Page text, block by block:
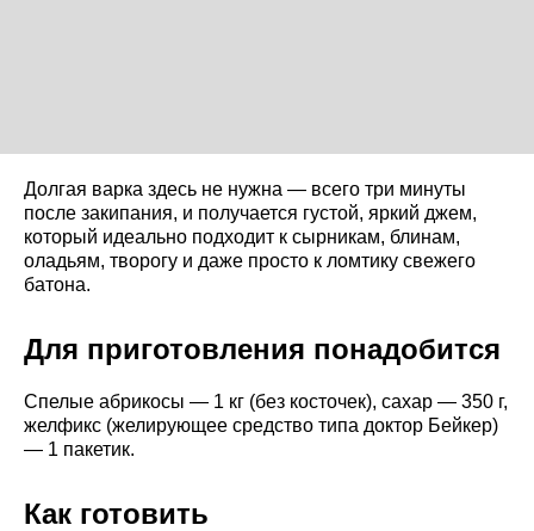
Долгая варка здесь не нужна — всего три минуты
после закипания, и получается густой, яркий джем,
который идеально подходит к сырникам, блинам,
оладьям, творогу и даже просто к ломтику свежего
батона.
Для приготовления понадобится
Спелые абрикосы — 1 кг (без косточек), сахар — 350 г,
желфикс (желирующее средство типа доктор Бейкер)
— 1 пакетик.
Как готовить